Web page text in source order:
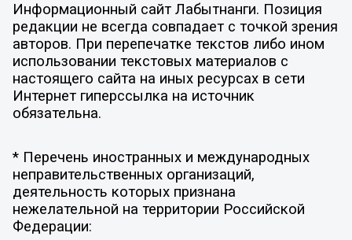
Информационный сайт Лабытнанги. Позиция
редакции не всегда совпадает с точкой зрения
авторов. При перепечатке текстов либо ином
использовании текстовых материалов с
настоящего сайта на иных ресурсах в сети
Интернет гиперссылка на источник
обязательна.
* Перечень иностранных и международных
неправительственных организаций,
деятельность которых признана
нежелательной на территории Российской
Федерации: